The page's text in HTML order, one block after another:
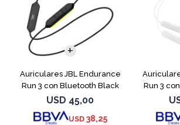
Auriculares JBL Endurance
Run 3 con Bluetooth Black
USD 45,00
USD 38,25
Run 3